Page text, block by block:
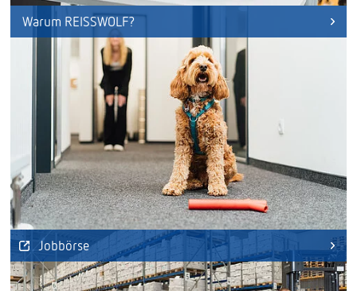
Warum REISSWOLF?
Jobbörse